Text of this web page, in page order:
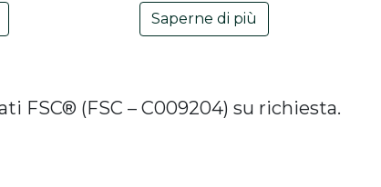
Saperne di più
FSC® (FSC – C009204) su richiesta.